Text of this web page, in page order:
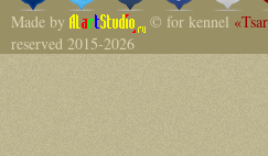
Made by © for kennel
reserved 2015-2026